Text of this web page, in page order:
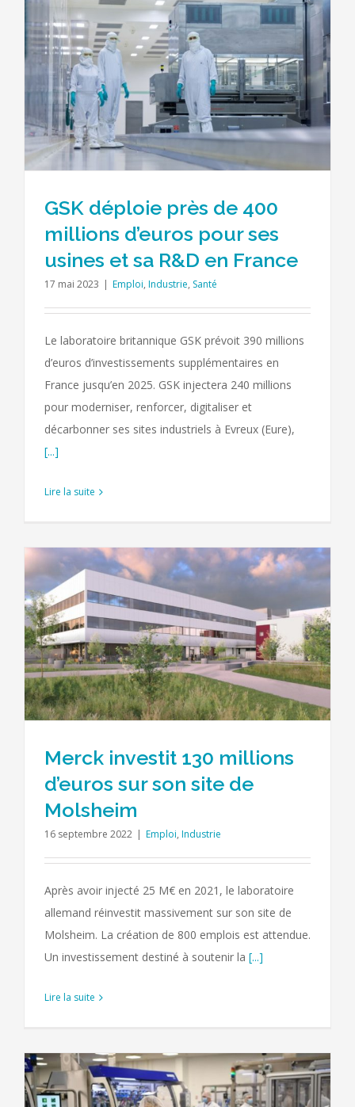
GSK déploie près de 400
millions d’euros pour ses
usines et sa R&D en France
17 mai 2023 | Emploi, Industrie, Santé
Le laboratoire britannique GSK prévoit 390 millions
d’euros d’investissements supplémentaires en
France jusqu’en 2025. GSK injectera 240 millions
pour moderniser, renforcer, digitaliser et
décarbonner ses sites industriels à Evreux (Eure),
[...]
Lire la suite
Merck investit 130 millions
d’euros sur son site de
Molsheim
16 septembre 2022 | Emploi, Industrie
Après avoir injecté 25 M€ en 2021, le laboratoire
allemand réinvestit massivement sur son site de
Molsheim. La création de 800 emplois est attendue.
Un investissement destiné à soutenir la [...]
Lire la suite